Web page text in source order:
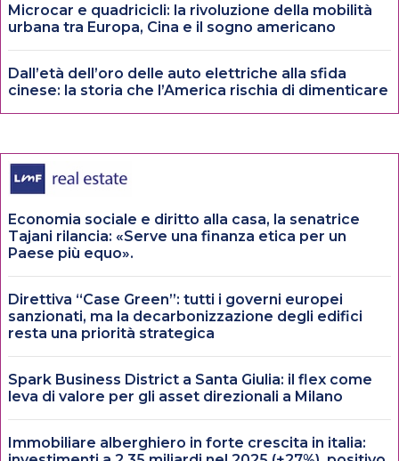
Microcar e quadricicli: la rivoluzione della mobilità
urbana tra Europa, Cina e il sogno americano
Dall’età dell’oro delle auto elettriche alla sfida
cinese: la storia che l’America rischia di dimenticare
Economia sociale e diritto alla casa, la senatrice
Tajani rilancia: «Serve una finanza etica per un
Paese più equo».
Direttiva “Case Green”: tutti i governi europei
sanzionati, ma la decarbonizzazione degli edifici
resta una priorità strategica
Spark Business District a Santa Giulia: il flex come
leva di valore per gli asset direzionali a Milano
Immobiliare alberghiero in forte crescita in italia: